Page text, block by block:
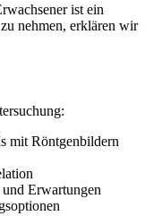
ist ein
nehmen, erklären wir
mit Röntgenbildern
Erwartungen